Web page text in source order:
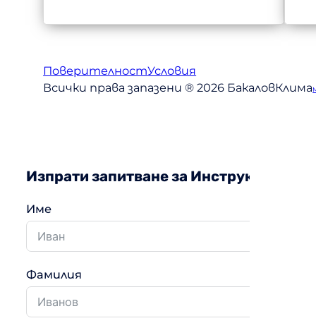
ПоверителностУсловия
Всички права запазени ® 2026 БакаловКлима
Изпрати запитване за Инструкции за
Име
Фамилия